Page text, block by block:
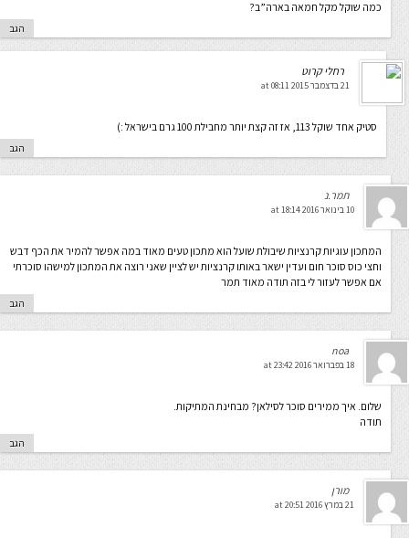
כמה שוקל מקל חמאה בארה”ב?
הגב
רחלי קרוט
21 בדצמבר 2015 at 08:11
סטיק אחד שוקל 113, אז זה קצת יותר מחבילת 100 גרם בישראל :)
הגב
תמר.נ
10 בינואר 2016 at 18:14
המתכון עוגיות קרנציות שיבולת שועל הוא מתכון טעים מאוד במה אפשר להמיר את הכף דבש
וחצי כוס סוכר חום ועדין ישאר באותו קרנציות יש לציין שאני רוצה את המתכון למישהו סוכרתי
אם אפשר לעזור לי בזה תודה מאוד תמר
הגב
noa
18 בפברואר 2016 at 23:42
שלום. איך ממירים סוכר לסילאן? מבחינת המתיקות.
תודה
הגב
מורן
21 במרץ 2016 at 20:51